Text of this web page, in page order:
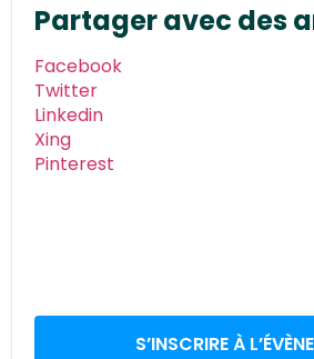
Partager avec des
Facebook
Twitter
Linkedin
Xing
Pinterest
S’INSCRIRE À